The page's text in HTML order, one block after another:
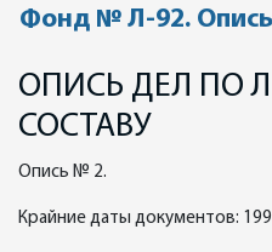
Фонд № Л-92.
ОПИСЬ ДЕЛ ПО
СОСТАВУ
Опись № 2.
Крайние даты документов: